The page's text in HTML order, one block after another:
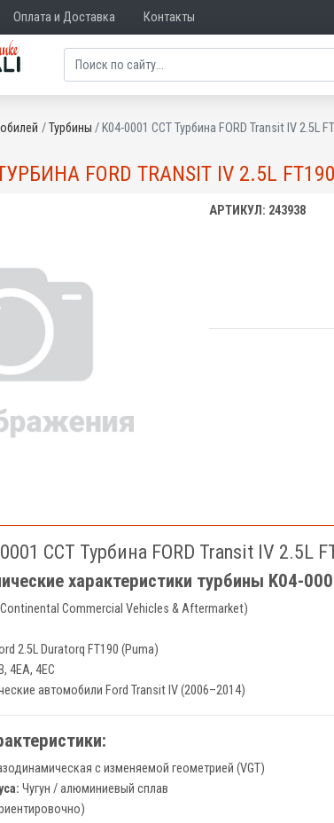
Оплата и Доставка Контакты
Турбины K04-0001 CCT Турбина FORD Transit IV 2.5L
FORD TRANSIT IV 2.5L
АРТИКУЛ: 243938
CCT Турбина FORD Transit IV 2.5L
характеристики турбины K04-
Commercial Vehicles & Aftermarket)
2.5L Duratorq FT190 (Puma)
4EA, 4EC
автомобили Ford Transit IV (2006–2014)
с изменяемой геометрией (VGT)
Чугун / алюминиевый сплав